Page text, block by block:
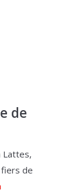
de
Lattes,
de